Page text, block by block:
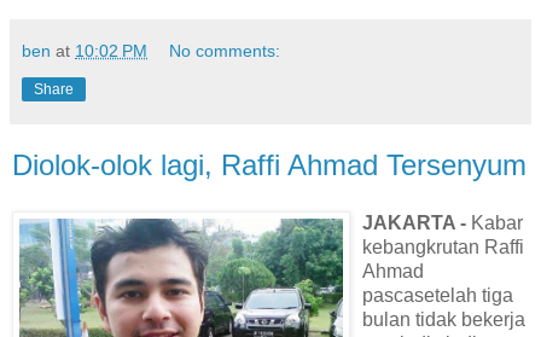
ben at 10:02 PM No comments:
Share
Diolok-olok lagi, Raffi Ahmad Tersenyum
JAKARTA - Kabar
kebangkrutan Raffi
Ahmad
pascasetelah tiga
bulan tidak bekerja